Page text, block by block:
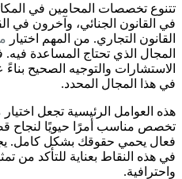
تتنوع تخصصات المحامين في
في القانون الجنائي، وآخرون في
القانون التجاري. من المهم اختيار
المجال الذي تحتاج المساعدة
الاستشارات والتوجيه الصحيح
في هذا المجال المحدد.
هذه العوامل الرئيسية تجعل اختيار
تخصص مناسب أمرًا حيويًا لنجاح
فعال يحمي حقوقك بشكل كامل.
في هذه النقاط بعناية للتأكد من
واحترافية.